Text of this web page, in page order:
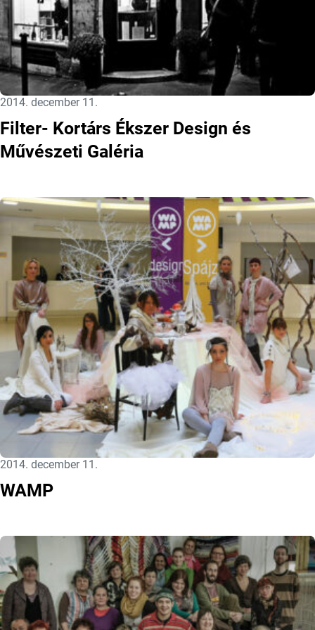
Közzétéve:
2014. december 11.
Filter- Kortárs Ékszer Design és
Művészeti Galéria
Közzétéve:
2014. december 11.
WAMP